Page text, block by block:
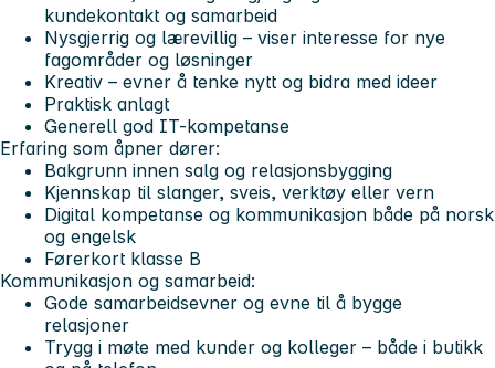
kundekontakt og samarbeid
Nysgjerrig og lærevillig – viser interesse for nye
fagområder og løsninger
Kreativ – evner å tenke nytt og bidra med ideer
Praktisk anlagt
Generell god IT-kompetanse
Erfaring som åpner dører:
Bakgrunn innen salg og relasjonsbygging
Kjennskap til slanger, sveis, verktøy eller vern
Digital kompetanse og kommunikasjon både på norsk
og engelsk
Førerkort klasse B
Kommunikasjon og samarbeid:
Gode samarbeidsevner og evne til å bygge
relasjoner
Trygg i møte med kunder og kolleger – både i butikk